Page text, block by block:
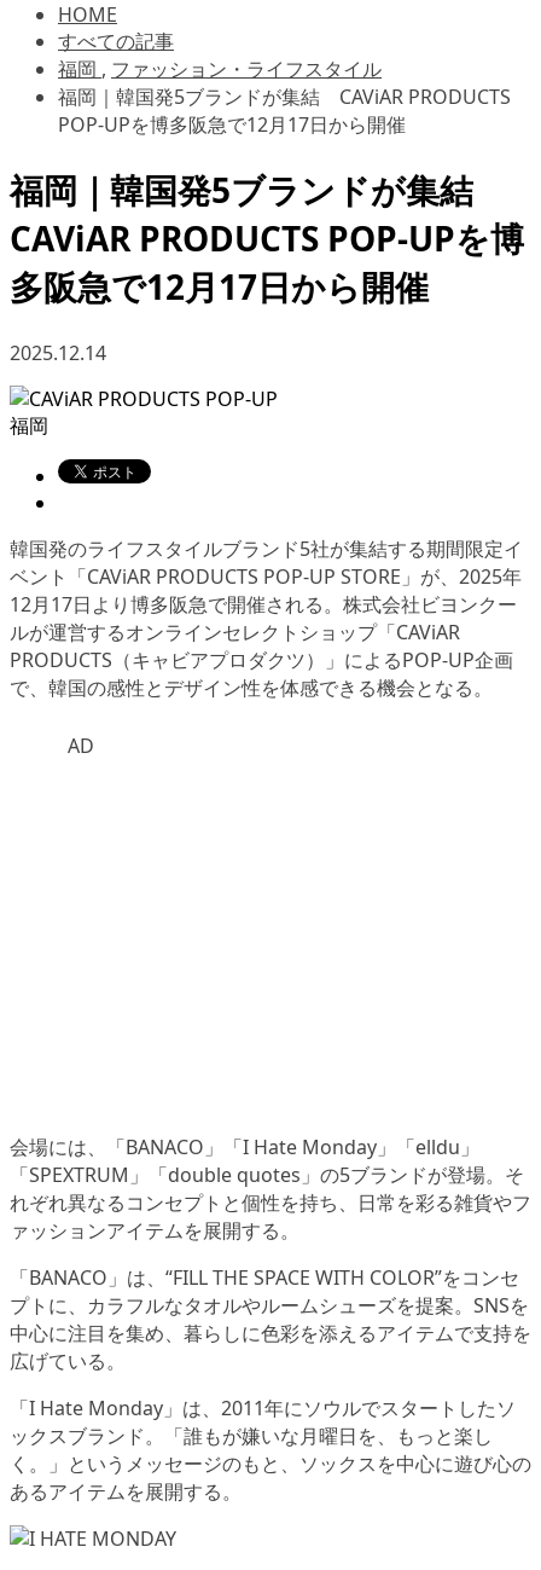
HOME
すべての記事
福岡 , ファッション・ライフスタイル
福岡｜韓国発5ブランドが集結 CAViAR PRODUCTS
POP-UPを博多阪急で12月17日から開催
福岡｜韓国発5ブランドが集結
CAViAR PRODUCTS POP-UPを博
多阪急で12月17日から開催
2025.12.14
福岡
韓国発のライフスタイルブランド5社が集結する期間限定イ
ベント「CAViAR PRODUCTS POP-UP STORE」が、2025年
12月17日より博多阪急で開催される。株式会社ビヨンクー
ルが運営するオンラインセレクトショップ「CAViAR
PRODUCTS（キャビアプロダクツ）」によるPOP-UP企画
で、韓国の感性とデザイン性を体感できる機会となる。
AD
会場には、「BANACO」「I Hate Monday」「elldu」
「SPEXTRUM」「double quotes」の5ブランドが登場。そ
れぞれ異なるコンセプトと個性を持ち、日常を彩る雑貨やフ
ァッションアイテムを展開する。
「BANACO」は、“FILL THE SPACE WITH COLOR”をコンセ
プトに、カラフルなタオルやルームシューズを提案。SNSを
中心に注目を集め、暮らしに色彩を添えるアイテムで支持を
広げている。
「I Hate Monday」は、2011年にソウルでスタートしたソ
ックスブランド。「誰もが嫌いな月曜日を、もっと楽し
く。」というメッセージのもと、ソックスを中心に遊び心の
あるアイテムを展開する。